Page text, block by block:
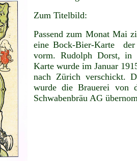
Zum Titelbild:
Passend zum Monat Mai
eine Bock-Bier-Karte
vorm. Rudolph Dorst, in
Karte wurde im Januar
nach Zürich verschickt.
wurde die Brauerei von
Schwabenbräu AG